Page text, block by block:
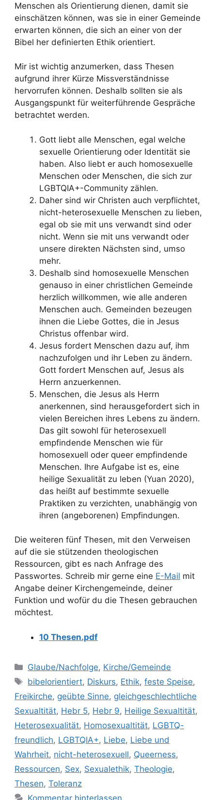
Menschen als Orientierung dienen, damit sie
einschätzen können, was sie in einer Gemeinde
erwarten können, die sich an einer von der
Bibel her definierten Ethik orientiert.
Mir ist wichtig anzumerken, dass Thesen
aufgrund ihrer Kürze Missverständnisse
hervorrufen können. Deshalb sollten sie als
Ausgangspunkt für weiterführende Gespräche
betrachtet werden.
Gott liebt alle Menschen, egal welche
sexuelle Orientierung oder Identität sie
haben. Also liebt er auch homosexuelle
Menschen oder Menschen, die sich zur
LGBTQIA+-Community zählen.
Daher sind wir Christen auch verpflichtet,
nicht-heterosexuelle Menschen zu lieben,
egal ob sie mit uns verwandt sind oder
nicht. Wenn sie mit uns verwandt oder
unsere direkten Nächsten sind, umso
mehr.
Deshalb sind homosexuelle Menschen
genauso in einer christlichen Gemeinde
herzlich willkommen, wie alle anderen
Menschen auch. Gemeinden bezeugen
ihnen die Liebe Gottes, die in Jesus
Christus offenbar wird.
Jesus fordert Menschen dazu auf, ihm
nachzufolgen und ihr Leben zu ändern.
Gott fordert Menschen auf, Jesus als
Herrn anzuerkennen.
Menschen, die Jesus als Herrn
anerkennen, sind herausgefordert sich in
vielen Bereichen ihres Lebens zu ändern.
Das gilt sowohl für heterosexuell
empfindende Menschen wie für
homosexuell oder queer empfindende
Menschen. Ihre Aufgabe ist es, eine
heilige Sexualität zu leben (Yuan 2020),
das heißt auf bestimmte sexuelle
Praktiken zu verzichten, unabhängig von
ihren (angeborenen) Empfindungen.
Die weiteren fünf Thesen, mit den Verweisen
auf die sie stützenden theologischen
Ressourcen, gibt es nach Anfrage des
Passwortes. Schreib mir gerne eine E-Mail mit
Angabe deiner Kirchengemeinde, deiner
Funktion und wofür du die Thesen gebrauchen
möchtest.
10 Thesen.pdf
Kategorien
Glaube/Nachfolge, Kirche/Gemeinde
Schlagwörter
bibelorientiert, Diskurs, Ethik,feste Speise,
Freikirche, geübte Sinne, gleichgeschlechtliche
Sexualtität, Hebr 5, Hebr 9, Heilige Sexualtität,
Heterosexualität, Homosexualtität, LGBTQ-
freundlich, LGBTQIA+, Liebe, Liebe und
Wahrheit, nicht-heterosexuell, Queerness,
Ressourcen, Sex, Sexualethik, Theologie,
Thesen, Toleranz
Kommentar hinterlassen